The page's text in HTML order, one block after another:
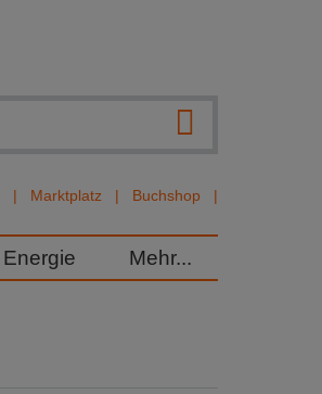
Marktplatz Buchshop
Energie Mehr...